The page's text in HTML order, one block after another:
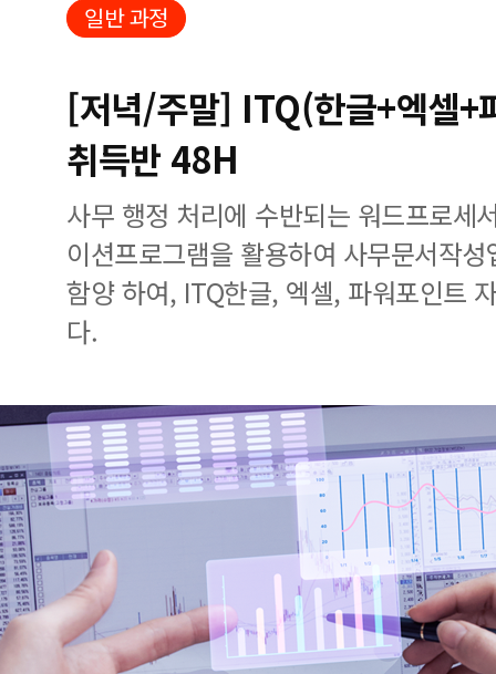
일반 과정
[저녁/주말] ITQ(한글+엑셀+
취득반 48H
사무 행정 처리에 수반되는 워드프로세
이션프로그램을 활용하여 사무문서작
함양 하여, ITQ한글, 엑셀, 파워포인트
다.